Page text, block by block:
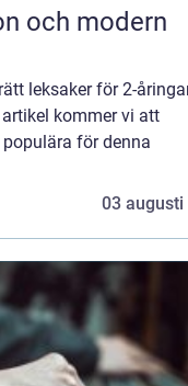
leksaker för 2-
kommer vi att
för denna
03 augusti